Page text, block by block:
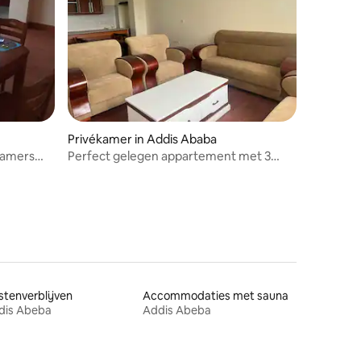
Privékamer in Addis Ababa
Perfect gelegen appartement met 3
Abeba
Accommodaties met sauna
Addis Abeba